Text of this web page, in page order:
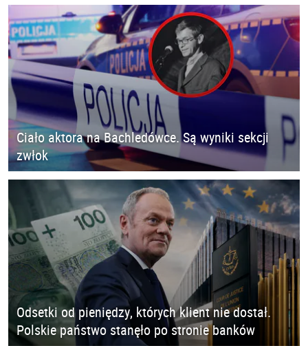
Ciało aktora na Bachledówce. Są wyniki sekcji
zwłok
Odsetki od pieniędzy, których klient nie dostał.
Polskie państwo stanęło po stronie banków